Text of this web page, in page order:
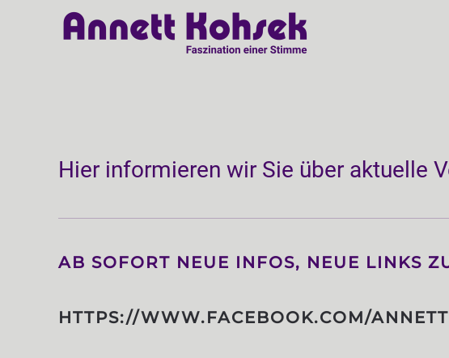
Hier informieren wir Sie über aktuelle
AB SOFORT NEUE INFOS, NEUE LINKS
HTTPS://WWW.FACEBOOK.COM/